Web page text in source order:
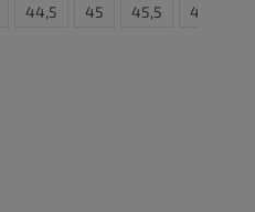
44,5 45 45,5 46